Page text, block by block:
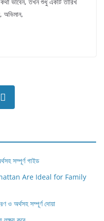
অভিমান,
সম্পূর্ণ গাইড
Are Ideal for Family
অর্থসহ সম্পূর্ণ দোয়া